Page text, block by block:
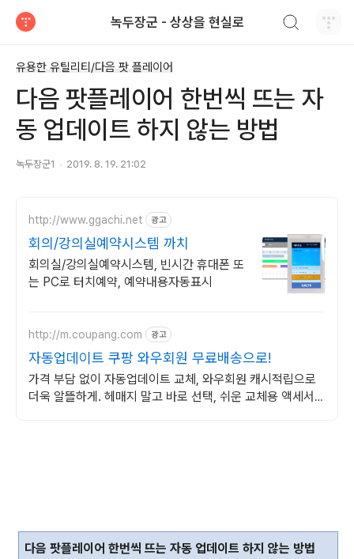
녹두장군 - 상상을 현실로
유용한 유틸리티/다음 팟 플레이어
다음 팟플레이어 한번씩 뜨는 자
동 업데이트 하지 않는 방법
녹두장군1 2019. 8. 19. 21:02
http://www.ggachi.net 광고
회의/강의실예약시스템 까치
회의실/강의실예약시스템, 빈시간 휴대폰 또
는 PC로 터치예약, 예약내용자동표시
http://m.coupang.com 광고
자동업데이트 쿠팡 와우회원 무료배송으로!
가격 부담 없이 자동업데이트 교체, 와우회원 캐시적립으로
더욱 알뜰하게. 헤매지 말고 바로 선택, 쉬운 교체용 액세서
다음 팟플레이어 한번씩 뜨는 자동 업데이트 하지 않는 방법